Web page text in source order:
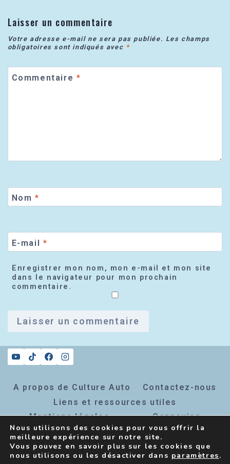
Laisser un commentaire
Votre adresse e-mail ne sera pas publiée. Les champs
obligatoires sont indiqués avec *
Commentaire *
Nom *
E-mail *
Enregistrer mon nom, mon e-mail et mon site
dans le navigateur pour mon prochain
commentaire.
A propos de Culture Auto
Contactez-nous
Liens et ressources utiles
Mentions légales
Connexion
Inscription newsletter
Nous utilisons des cookies pour vous offrir la
meilleure expérience sur notre site.
Vous pouvez en savoir plus sur les cookies que
nous utilisons ou les désactiver dans paramètres.